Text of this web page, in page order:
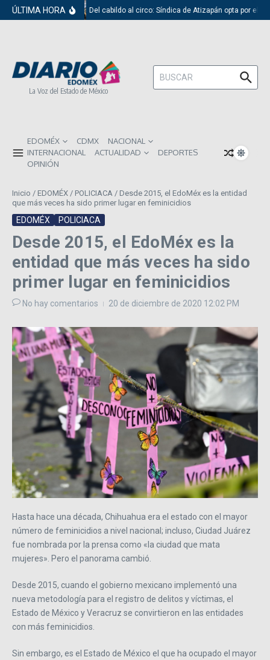
Saltar al contenido
ÚLTIMA HORA Del cabildo al circo: Síndica de Atizapán opta por el
La Voz del Estado de México
Buscar:
EDOMÉX CDMX
NACIONAL
INTERNACIONAL
ACTUALIDAD
DEPORTES
OPINIÓN
Inicio / EDOMÉX / POLICIACA / Desde 2015, el EdoMéx es la entidad
que más veces ha sido primer lugar en feminicidios
EDOMÉX POLICIACA
Desde 2015, el EdoMéx es la
entidad que más veces ha sido
primer lugar en feminicidios
No hay comentarios 20 de diciembre de 2020 12:02 PM
Hasta hace una década, Chihuahua era el estado con el mayor
número de feminicidios a nivel nacional; incluso, Ciudad Juárez
fue nombrada por la prensa como «la ciudad que mata
mujeres». Pero el panorama cambió.
Desde 2015, cuando el gobierno mexicano implementó una
nueva metodología para el registro de delitos y víctimas, el
Estado de México y Veracruz se convirtieron en las entidades
con más feminicidios.
Sin embargo, es el Estado de México el que ha ocupado el mayor